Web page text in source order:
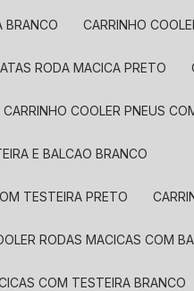
BRANCO CARRINHO
RODA MACICA PRETO
CARRINHO COOLER PNEUS
E BALCAO BRANCO
TESTEIRA PRETO
RODAS MACICAS COM
COM TESTEIRA BRANCO